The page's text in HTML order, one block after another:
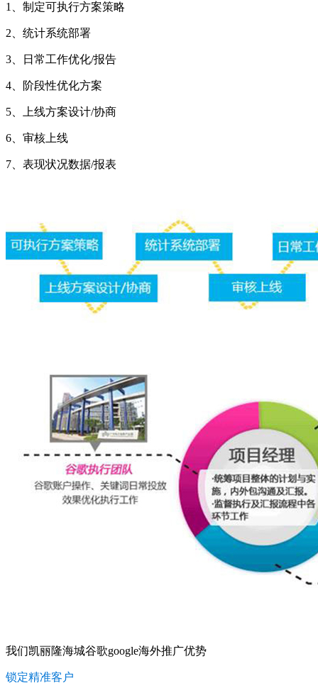
1、制定可执行方案策略
2、统计系统部署
3、日常工作优化/报告
4、阶段性优化方案
5、上线方案设计/协商
6、审核上线
7、表现状况数据/报表
我们凯丽隆海城谷歌google海外推广优势
锁定精准客户